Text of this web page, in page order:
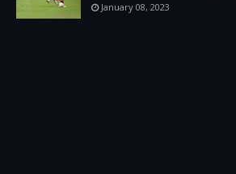
January 08, 2023